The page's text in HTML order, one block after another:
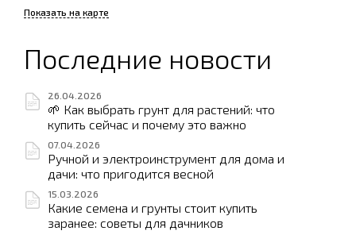
Показать на карте
Последние новости
26.04.2026
🌱 Как выбрать грунт для растений: что
купить сейчас и почему это важно
07.04.2026
Ручной и электроинструмент для дома и
дачи: что пригодится весной
15.03.2026
Какие семена и грунты стоит купить
заранее: советы для дачников